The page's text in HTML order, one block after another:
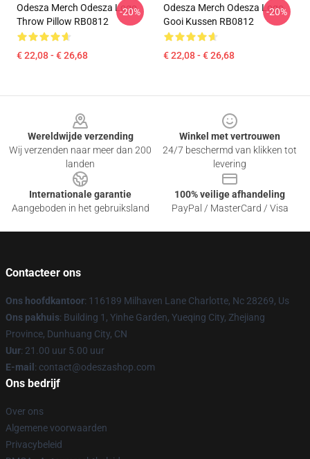
Odesza Merch Odesza Logo
Throw Pillow RB0812
€ 22,08 - € 26,68
-20%
Odesza Merch Odesza Logo
Gooi Kussen RB0812
€ 22,08 - € 26,68
-20%
Wereldwijde verzending
Wij verzenden naar meer dan 200
landen
Winkel met vertrouwen
24/7 beschermd van klikken tot
levering
Internationale garantie
Aangeboden in het gebruiksland
100% veilige afhandeling
PayPal / MasterCard / Visa
Contacteer ons
Ons hoofdkantoor: 116189 Milhaven Lane Charlotte, Nc 28269, Us
Ons pakhuis: Building 1, Yinhe Garden, Yueqing City, Zhejiang
Province, Dunhuang City, CN
Uur: 21.00 uur 5.00 uur
E-mail : contact@odeszashop.com
Ons bedrijf
Over ons
Algemene voorwaarden
Privacybeleid